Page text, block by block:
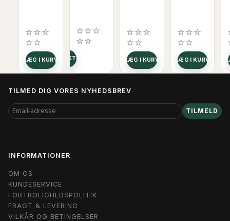
LÆG I KURV
SE PRODUKTET LÆG I KURV LÆG I KURV
TILMED DIG VORES NYHEDSBREV
EMAIL-
ADRESSE
TILMELD
INFORMATIONER
OM OS
KUNDESERVICE
FORTROLIGHEDSPOLITIK
FRAGT & LEVERING
VILKÅR OG BETINGELSER